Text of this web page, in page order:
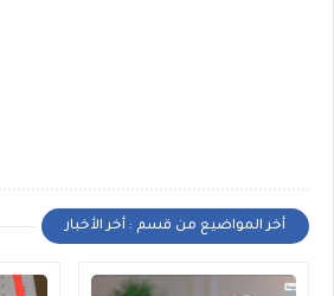
أخر المواضيع من قسم : أخر الأخبار